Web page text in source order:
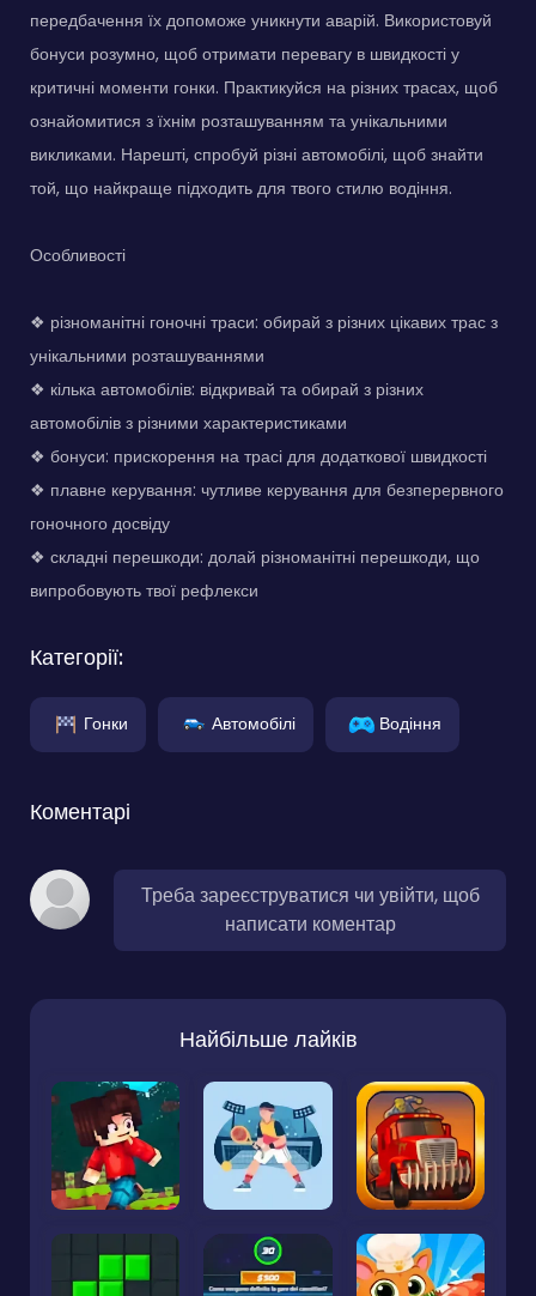
передбачення їх допоможе уникнути аварій. Використовуй
бонуси розумно, щоб отримати перевагу в швидкості у
критичні моменти гонки. Практикуйся на різних трасах, щоб
ознайомитися з їхнім розташуванням та унікальними
викликами. Нарешті, спробуй різні автомобілі, щоб знайти
той, що найкраще підходить для твого стилю водіння.
Особливості
❖ різноманітні гоночні траси: обирай з різних цікавих трас з
унікальними розташуваннями
❖ кілька автомобілів: відкривай та обирай з різних
автомобілів з різними характеристиками
❖ бонуси: прискорення на трасі для додаткової швидкості
❖ плавне керування: чутливе керування для безперервного
гоночного досвіду
❖ складні перешкоди: долай різноманітні перешкоди, що
випробовують твої рефлекси
Категорії:
Гонки Автомобілі Водіння
Коментарі
Треба зареєструватися чи увійти, щоб
написати коментар
Найбільше лайків